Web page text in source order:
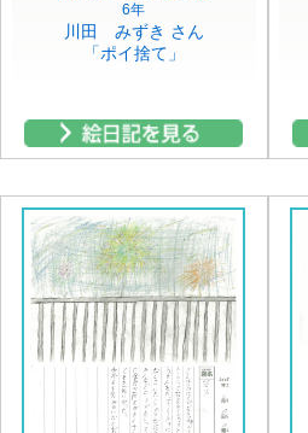
6年
川田 みずき さん
「ポイ捨て」